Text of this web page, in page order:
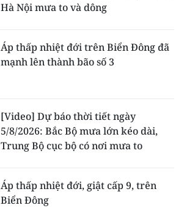
Hà Nội mưa to và dông
Áp thấp nhiệt đới trên Biển Đông đã
mạnh lên thành bão số 3
[Video] Dự báo thời tiết ngày
5/8/2026: Bắc Bộ mưa lớn kéo dài,
Trung Bộ cục bộ có nơi mưa to
Áp thấp nhiệt đới, giật cấp 9, trên
Biển Đông